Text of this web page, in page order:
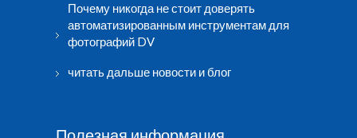
Почему никогда не стоит доверять
автоматизированным инструментам для
фотографий DV
читать дальше новости и блог